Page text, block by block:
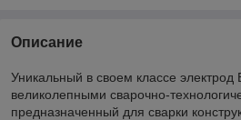
Описание
Уникальный в своем классе
великолепными сварочно-
предназначенный для сварки